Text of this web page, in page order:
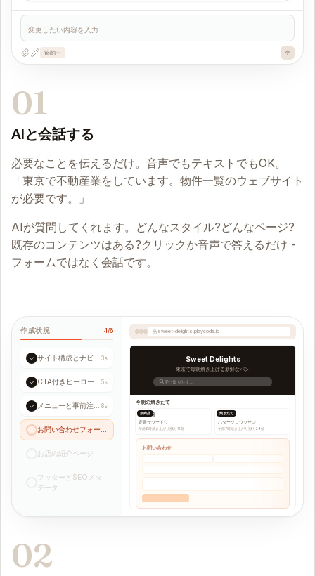
01
AIと会話する
必要なことを伝えるだけ。音声でもテキストでもOK。
「東京で不動産業をしています。物件一覧のウェブサイト
が必要です。」
AIが質問してくれます。どんなスタイル?どんなページ?
既存のコンテンツはある?クリックか音声で答えるだけ -
フォームではなく会話です。
変更したい内容を入力...
節約
作成状況 4/6
✓ 3s
✓ 5s
✓ 8s
お店の紹介ページ
フッターとSEOメタ
データ
sweet-delights.playcode.io
Sweet Delights
東京で毎朝焼き上げる新鮮なパン
受け取り注文...
今朝の焼きたて
新商品
680円
定番サワードウ
午前6時焼き上がり |残り12個
焼きたて
490円
バタークロワッサン
午前7時焼き上がり 残り24個
お問い合わせ
02